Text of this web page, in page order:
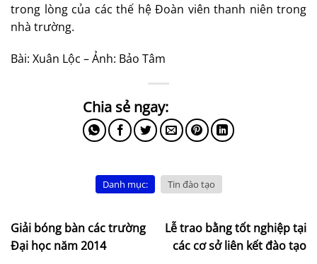
trong lòng của các thế hệ Đoàn viên thanh niên trong
nhà trường.
Bài: Xuân Lộc – Ảnh: Bảo Tâm
Danh mục: Tin đào tạo
Giải bóng bàn các trường
Đại học năm 2014
Lễ trao bằng tốt nghiệp tại
các cơ sở liên kết đào tạo